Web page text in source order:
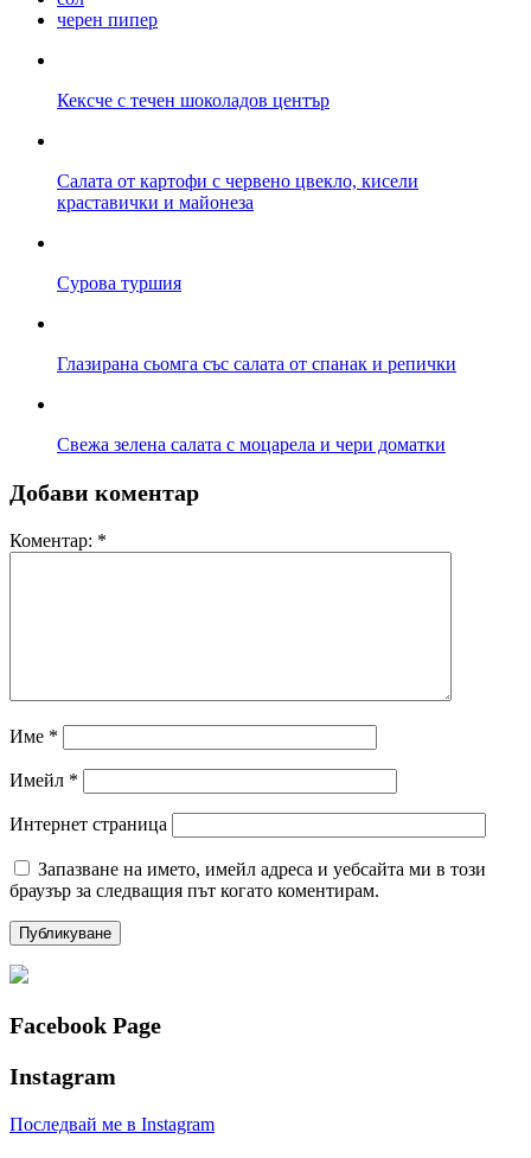
черен пипер
Кексче с течен шоколадов център
Салата от картофи с червено цвекло, кисели
краставички и майонеза
Сурова туршия
Глазирана сьомга със салата от спанак и репички
Свежа зелена салата с моцарела и чери доматки
Добави коментар
Коментар: *
Име *
Имейл *
Интернет страница
Запазване на името, имейл адреса и уебсайта ми в този
браузър за следващия път когато коментирам.
Facebook Page
Instagram
Последвай ме в Instagram